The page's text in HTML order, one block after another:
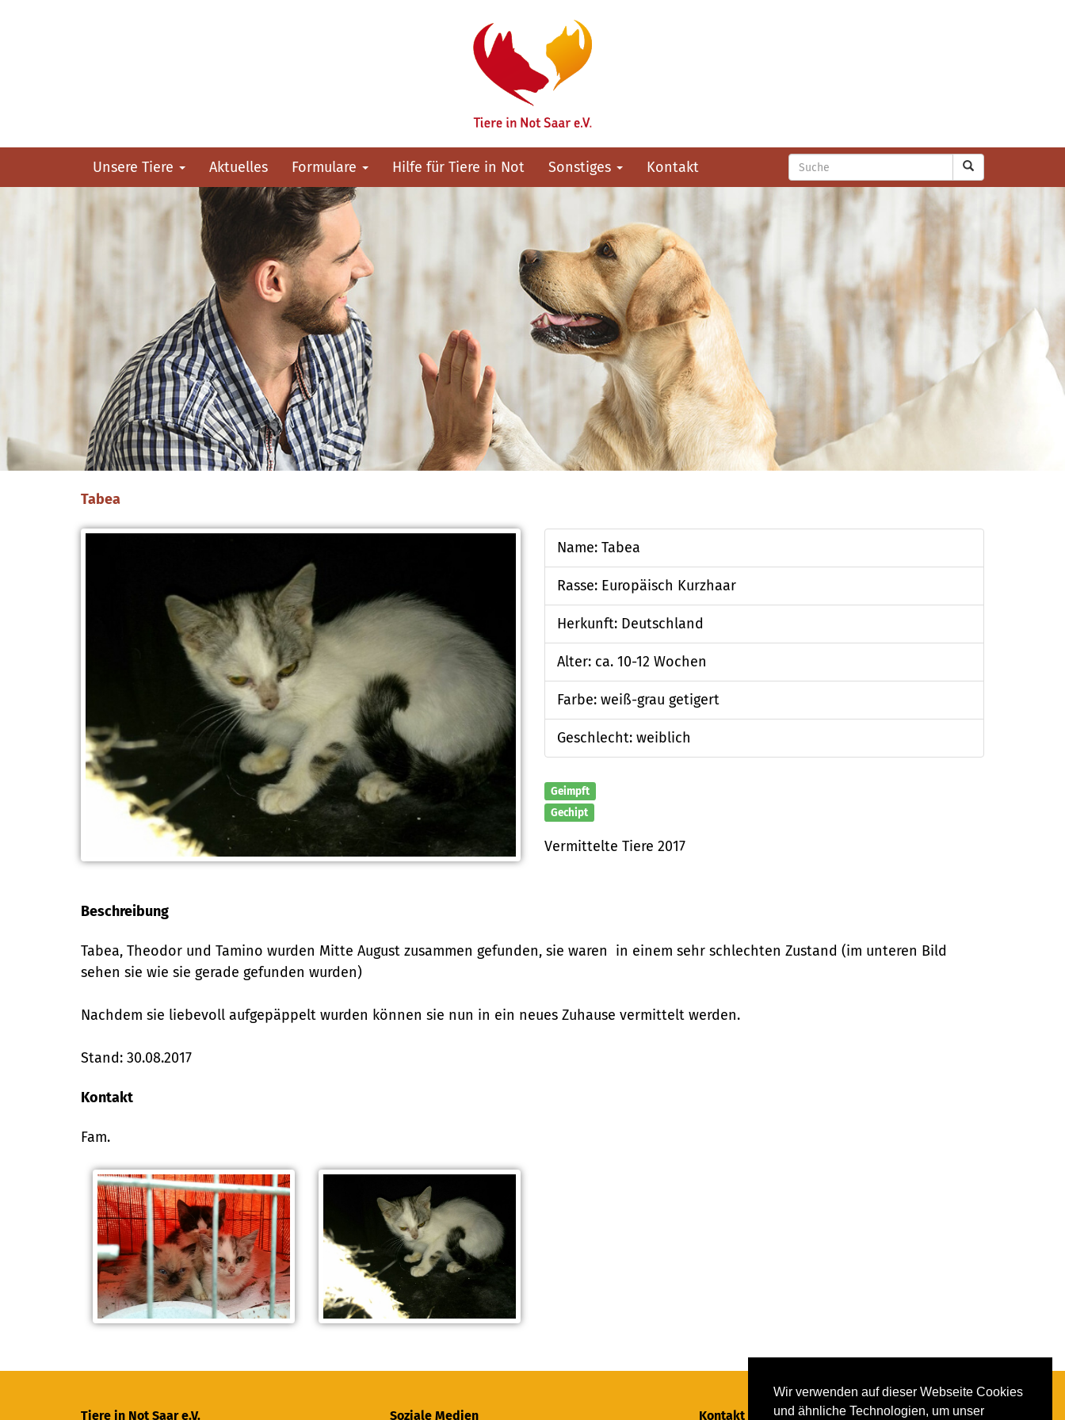
Wir verwenden auf dieser Webseite Cookies
und ähnliche Technologien, um unser
Unsere Tiere Aktuelles Formulare Hilfe für Tiere in Not Sonstiges Kontakt
Tabea
Name: Tabea
Rasse: Europäisch Kurzhaar
Herkunft: Deutschland
Alter: ca. 10-12 Wochen
Farbe: weiß-grau getigert
Geschlecht: weiblich
Geimpft
Gechipt
Vermittelte Tiere 2017
Beschreibung
Tabea, Theodor und Tamino wurden Mitte August zusammen gefunden, sie waren in einem sehr schlechten Zustand (im unteren Bild
sehen sie wie sie gerade gefunden wurden)
Nachdem sie liebevoll aufgepäppelt wurden können sie nun in ein neues Zuhause vermittelt werden.
Stand: 30.08.2017
Kontakt
Fam.
Tiere in Not Saar e.V. Soziale Medien Kontakt